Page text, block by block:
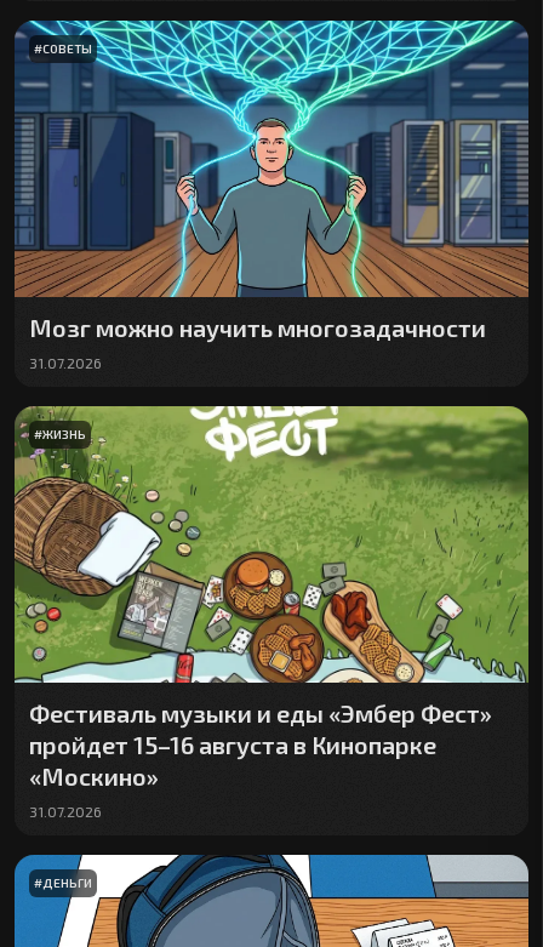
#СОВЕТЫ
Мозг можно научить многозадачности
31.07.2026
#ЖИЗНЬ
Фестиваль музыки и еды «Эмбер Фест»
пройдет 15–16 августа в Кинопарке
«Москино»
31.07.2026
#ДЕНЬГИ